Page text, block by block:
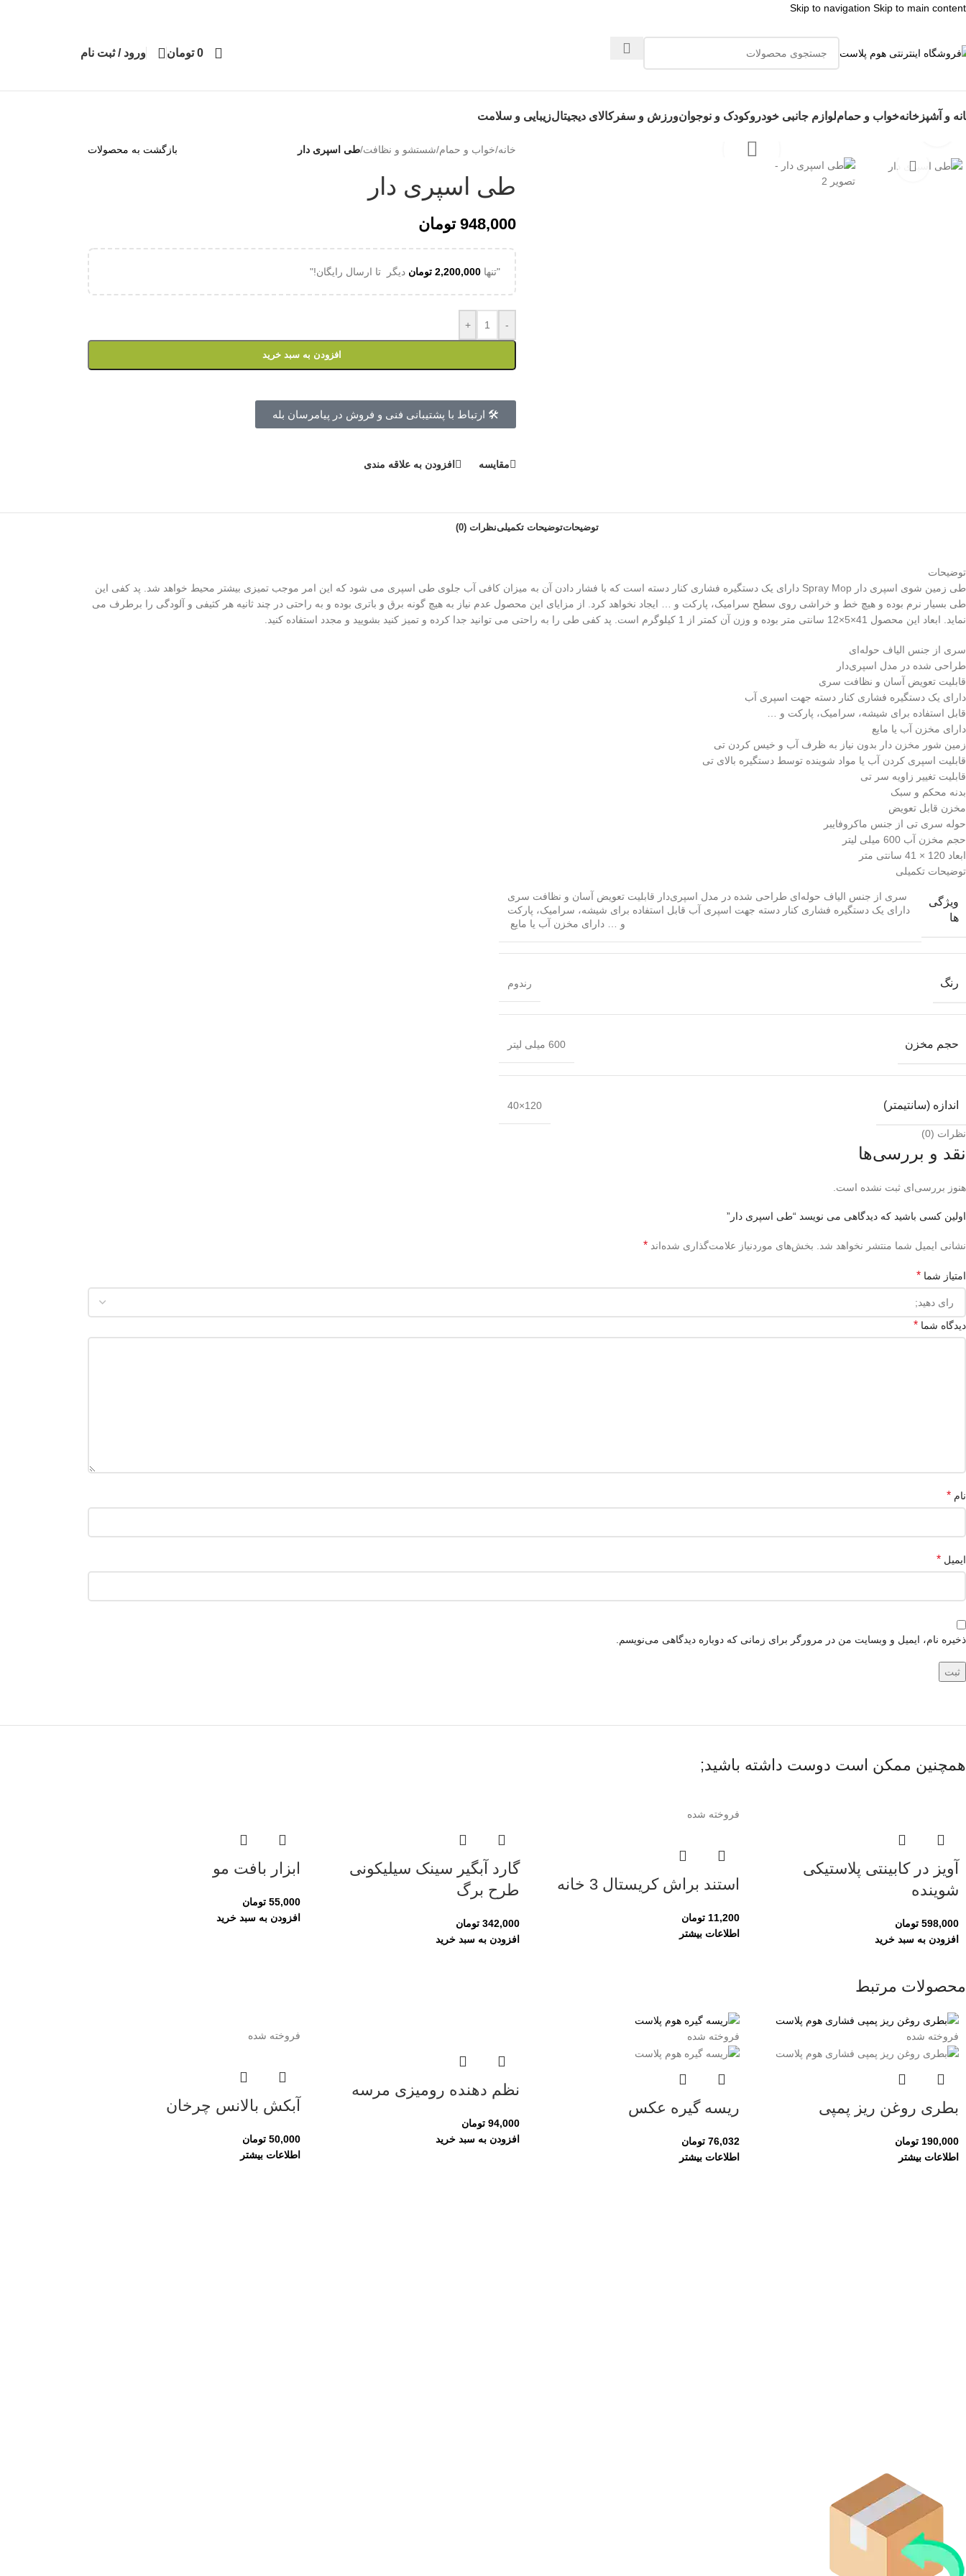
Skip to navigation Skip to main content
0 تومان ورود / ثبت نام
و آشپزخانهخواب و حماملوازم جانبی خودروکودک و نوجوانورزش و سفرکالای دیجیتالزیبایی و سلامت
خانه/خواب و حمام/شستشو و نظافت/طی اسپری دار بازگشت به محصولات
طی اسپری دار
948,000 تومان
"تنها 2,200,000 تومان دیگر تا ارسال رایگان!"
-
+
افزودن به سبد خرید
🛠 ارتباط با پشتیبانی فنی و فروش در پیامرسان بله
مقايسه افزودن به علاقه مندی
توضیحاتتوضیحات تکمیلینظرات (0)
توضیحات
طی زمین شوی اسپری دار Spray Mop دارای یک دستگیره فشاری کنار دسته است که با فشار دادن آن به میزان کافی آب جلوی طی اسپری می شود که این امر موجب تمیزی بیشتر محیط خواهد شد. پد کفی این
طی بسیار نرم بوده و هیچ خط و خراشی روی سطح سرامیک، پارکت و … ایجاد نخواهد کرد. از مزایای این محصول عدم نیاز به هیچ گونه برق و باتری بوده و به راحتی در چند ثانیه هر کثیفی و آلودگی را برطرف می
نماید. ابعاد این محصول 41×5×12 سانتی متر بوده و وزن آن کمتر از 1 کیلوگرم است. پد کفی طی را به راحتی می توانید جدا کرده و تمیز کنید بشویید و مجدد استفاده کنید.
سری از جنس الیاف حوله‌ای
طراحی شده در مدل اسپری‌دار
قابلیت تعویض آسان و نظافت سری
دارای یک دستگیره فشاری کنار دسته جهت اسپری آب
قابل استفاده برای شیشه، سرامیک، پارکت و …
دارای مخزن آب یا مایع
زمین شور مخزن دار بدون نیاز به ظرف آب و خیس کردن تی
قابلیت اسپری کردن آب یا مواد شوینده توسط دستگیره بالای تی
قابلیت تغییر زاویه سر تی
بدنه محکم و سبک
مخزن قابل تعویض
حوله سری تی از جنس ماکروفایبر
حجم مخزن آب 600 میلی لیتر
ابعاد 120 × 41 سانتی متر
توضیحات تکمیلی
ویژگی
ها
سری از جنس الیاف حوله‌ای طراحی شده در مدل اسپری‌دار قابلیت تعویض آسان و نظافت سری
دارای یک دستگیره فشاری کنار دسته جهت اسپری آب قابل استفاده برای شیشه، سرامیک، پارکت
و … دارای مخزن آب یا مایع
رنگ رندوم
حجم مخزن 600 میلی لیتر
اندازه (سانتیمتر) 120×40
نظرات (0)
نقد و بررسی‌ها
هنوز بررسی‌ای ثبت نشده است.
اولین کسی باشید که دیدگاهی می نویسد “طی اسپری دار”
نشانی ایمیل شما منتشر نخواهد شد. بخش‌های موردنیاز علامت‌گذاری شده‌اند *
امتیاز شما *
دیدگاه شما *
نام *
ایمیل *
ذخیره نام، ایمیل و وبسایت من در مرورگر برای زمانی که دوباره دیدگاهی می‌نویسم.
همچنین ممکن است دوست داشته باشید;
آویز در کابینتی پلاستیکی
شوینده
598,000 تومان
افزودن به سبد خرید
فروخته شده
استند براش کریستال 3 خانه
11,200 تومان
اطلاعات بیشتر
گارد آبگیر سینک سیلیکونی
طرح برگ
342,000 تومان
افزودن به سبد خرید
ابزار بافت مو
55,000 تومان
افزودن به سبد خرید
محصولات مرتبط
فروخته شده
بطری روغن ریز پمپی
190,000 تومان
اطلاعات بیشتر
فروخته شده
ریسه گیره عکس
76,032 تومان
اطلاعات بیشتر
نظم دهنده رومیزی مرسه
94,000 تومان
افزودن به سبد خرید
فروخته شده
آبکش بالانس چرخان
50,000 تومان
اطلاعات بیشتر